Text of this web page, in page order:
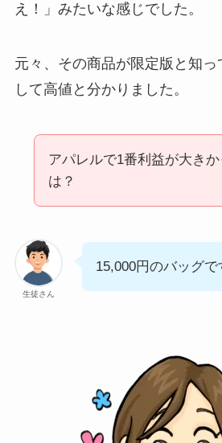
え！」みたいな感じでした。
元々、その商品が限定版と知
して高値と分かりました。
アパレルで1番利益が大き
は？
生徒さん
15,000円のバッグで